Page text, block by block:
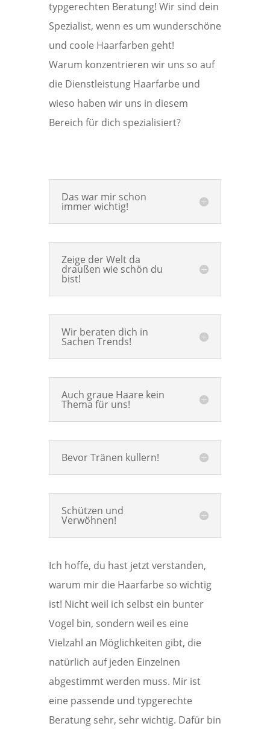
typgerechten Beratung! Wir sind dein
Spezialist, wenn es um wunderschöne
und coole Haarfarben geht!
Warum konzentrieren wir uns so auf
die Dienstleistung Haarfarbe und
wieso haben wir uns in diesem
Bereich für dich spezialisiert?
Das war mir schon
immer wichtig!
Zeige der Welt da
draußen wie schön du
bist!
Wir beraten dich in
Sachen Trends!
Auch graue Haare kein
Thema für uns!
Bevor Tränen kullern!
Schützen und
Verwöhnen!
Ich hoffe, du hast jetzt verstanden,
warum mir die Haarfarbe so wichtig
ist! Nicht weil ich selbst ein bunter
Vogel bin, sondern weil es eine
Vielzahl an Möglichkeiten gibt, die
natürlich auf jeden Einzelnen
abgestimmt werden muss. Mir ist
eine passende und typgerechte
Beratung sehr, sehr wichtig. Dafür bin